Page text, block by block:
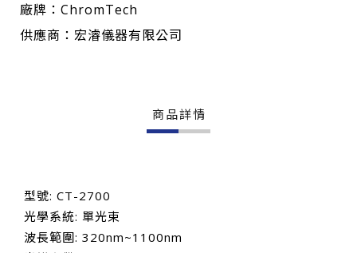
廠牌：ChromTech
供應商：宏濬儀器有限公司
商品詳情
型號: CT-2700
光學系統: 單光束
波長範圍: 320nm~1100nm